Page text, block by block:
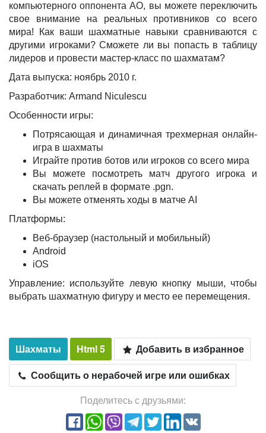
компьютерного оппонента АО, вы можете переключить
свое внимание на реальных противников со всего
мира! Как ваши шахматные навыки сравниваются с
другими игроками? Сможете ли вы попасть в таблицу
лидеров и провести мастер-класс по шахматам?
Дата выпуска: ноябрь 2010 г.
Разработчик: Armand Niculescu
Особенности игры:
Потрясающая и динамичная трехмерная онлайн-
игра в шахматы
Играйте против ботов или игроков со всего мира
Вы можете посмотреть матч другого игрока и
скачать реплей в формате .pgn.
Вы можете отменять ходы в матче AI
Платформы:
Веб-браузер (настольный и мобильный)
Android
iOS
Управление: используйте левую кнопку мыши, чтобы
выбрать шахматную фигуру и место ее перемещения.
Шахматы Html 5
Добавить в избранное
Сообщить о нерабочей игре или ошибках
Поделитесь с друзьями: